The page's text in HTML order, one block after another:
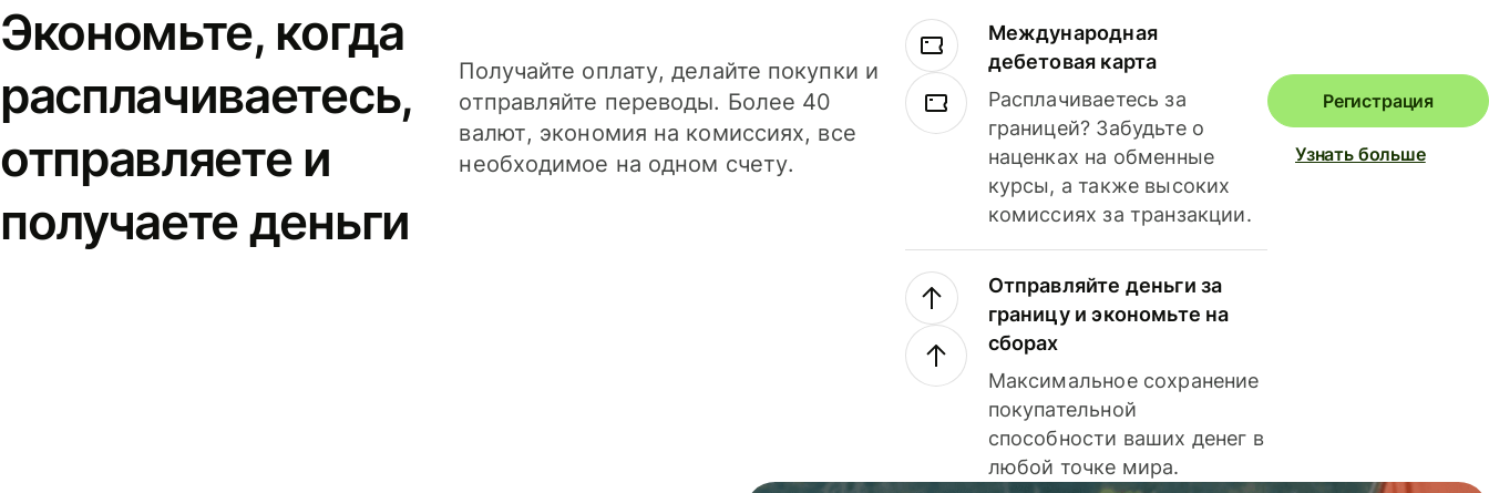
Экономьте, когда
расплачиваетесь,
отправляете и
получаете деньги
Получайте оплату, делайте покупки и
отправляйте переводы. Более 40
валют, экономия на комиссиях, все
необходимое на одном счету.
Международная
дебетовая карта
Расплачиваетесь за
границей? Забудьте о
наценках на обменные
курсы, а также высоких
комиссиях за транзакции.
Отправляйте деньги за
границу и экономьте на
сборах
Максимальное сохранение
покупательной
способности ваших денег в
любой точке мира.
Регистрация
Узнать больше